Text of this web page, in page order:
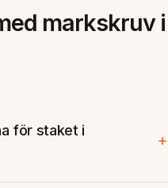
markskruv i
för staket i